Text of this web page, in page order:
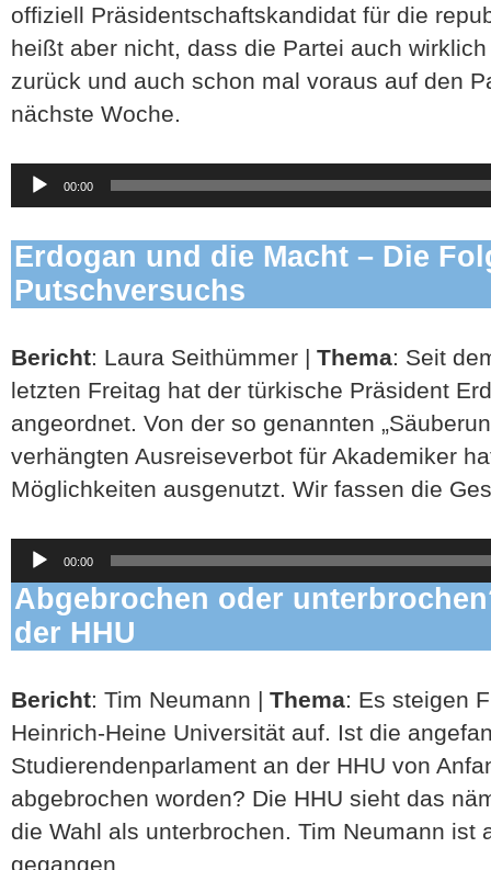
offiziell Präsidentschaftskandidat für die
heißt aber nicht, dass die Partei auch
zurück und auch schon mal voraus auf den
nächste Woche.
Audio-
Player
00:00
Erdogan und die Macht – Die
Putschversuchs
Bericht: Laura Seithümmer | Thema: Seit
letzten Freitag hat der türkische Präsident
angeordnet. Von der so genannten
verhängten Ausreiseverbot für Akademiker
Möglichkeiten ausgenutzt. Wir fassen die
Audio-
Player
00:00
Abgebrochen oder
der HHU
Bericht: Tim Neumann | Thema: Es steigen
Heinrich-Heine Universität auf. Ist die
Studierendenparlament an der HHU von
abgebrochen worden? Die HHU sieht das
die Wahl als unterbrochen. Tim Neumann ist
gegangen.